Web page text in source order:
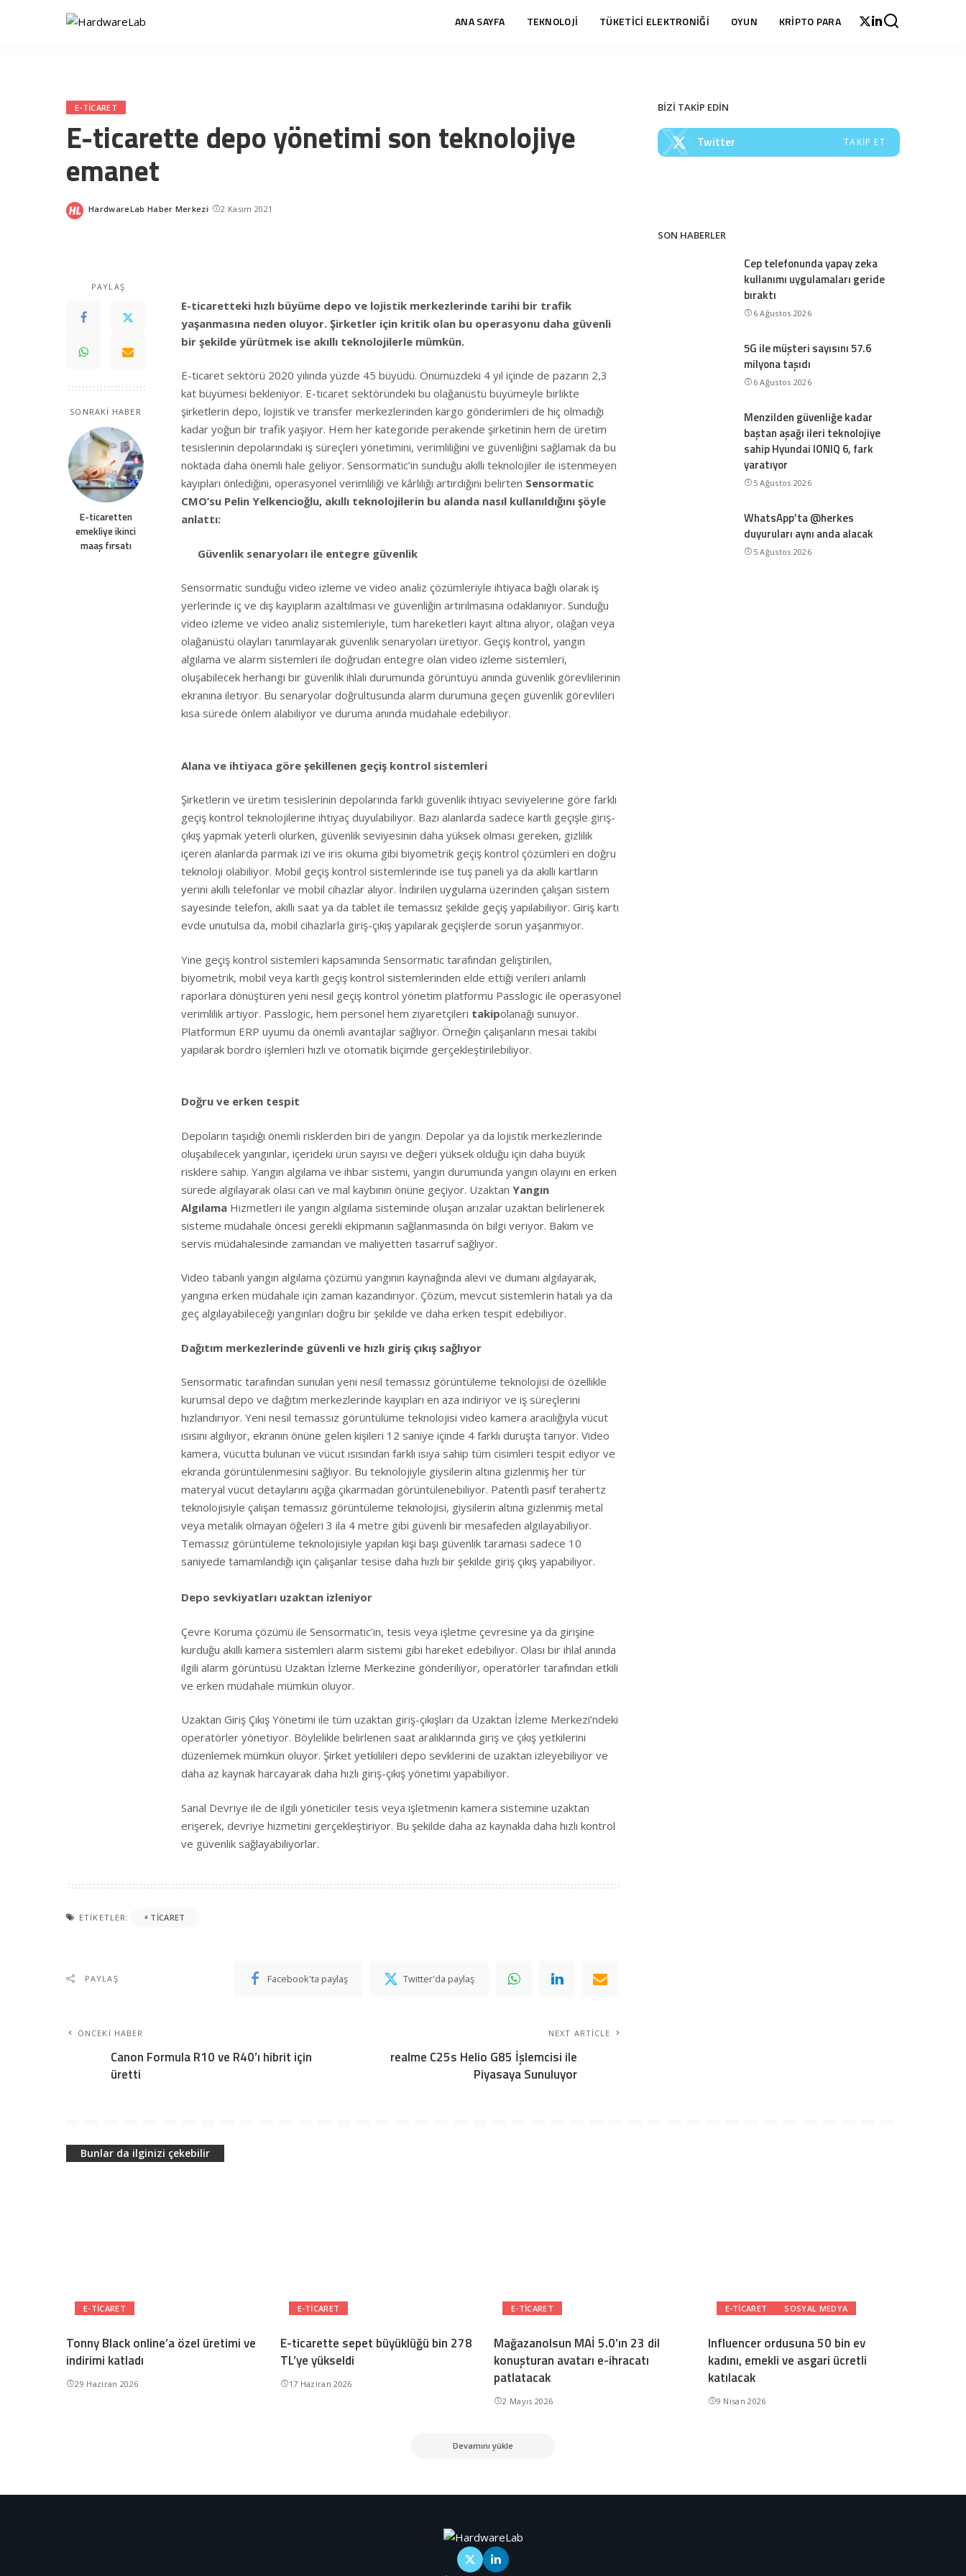
ANA SAYFA TEKNOLOJİ TÜKETİCİ ELEKTRONİĞİ OYUN KRİPTO PARA
E-TICARET
E-ticarette depo yönetimi son teknolojiye
emanet
Posted
HardwareLab Haber Merkezi 2 Kasım 2021
PAYLAŞ
SONRAKİ HABER
E-ticaretten
emekliye ikinci
maaş fırsatı
E-ticaretteki hızlı büyüme depo ve lojistik merkezlerinde tarihi bir trafik
yaşanmasına neden oluyor. Şirketler için kritik olan bu operasyonu daha güvenli
bir şekilde yürütmek ise akıllı teknolojilerle mümkün.
E-ticaret sektörü 2020 yılında yüzde 45 büyüdü. Önümüzdeki 4 yıl içinde de pazarın 2,3
kat büyümesi bekleniyor. E-ticaret sektöründeki bu olağanüstü büyümeyle birlikte
şirketlerin depo, lojistik ve transfer merkezlerinden kargo gönderimleri de hiç olmadığı
kadar yoğun bir trafik yaşıyor. Hem her kategoride perakende şirketinin hem de üretim
tesislerinin depolarındaki iş süreçleri yönetimini, verimliliğini ve güvenliğini sağlamak da bu
noktada daha önemli hale geliyor. Sensormatic’in sunduğu akıllı teknolojiler ile istenmeyen
kayıpları önlediğini, operasyonel verimliliği ve kârlılığı artırdığını belirten Sensormatic
CMO’su Pelin Yelkencioğlu, akıllı teknolojilerin bu alanda nasıl kullanıldığını şöyle
anlattı:
Güvenlik senaryoları ile entegre güvenlik
Sensormatic sunduğu video izleme ve video analiz çözümleriyle ihtiyaca bağlı olarak iş
yerlerinde iç ve dış kayıpların azaltılması ve güvenliğin artırılmasına odaklanıyor. Sunduğu
video izleme ve video analiz sistemleriyle, tüm hareketleri kayıt altına alıyor, olağan veya
olağanüstü olayları tanımlayarak güvenlik senaryoları üretiyor. Geçiş kontrol, yangın
algılama ve alarm sistemleri ile doğrudan entegre olan video izleme sistemleri,
oluşabilecek herhangi bir güvenlik ihlali durumunda görüntüyü anında güvenlik görevlilerinin
ekranına iletiyor. Bu senaryolar doğrultusunda alarm durumuna geçen güvenlik görevlileri
kısa sürede önlem alabiliyor ve duruma anında müdahale edebiliyor.
Alana ve ihtiyaca göre şekillenen geçiş kontrol sistemleri
Şirketlerin ve üretim tesislerinin depolarında farklı güvenlik ihtiyacı seviyelerine göre farklı
geçiş kontrol teknolojilerine ihtiyaç duyulabiliyor. Bazı alanlarda sadece kartlı geçişle giriş-
çıkış yapmak yeterli olurken, güvenlik seviyesinin daha yüksek olması gereken, gizlilik
içeren alanlarda parmak izi ve iris okuma gibi biyometrik geçiş kontrol çözümleri en doğru
teknoloji olabiliyor. Mobil geçiş kontrol sistemlerinde ise tuş paneli ya da akıllı kartların
yerini akıllı telefonlar ve mobil cihazlar alıyor. İndirilen uygulama üzerinden çalışan sistem
sayesinde telefon, akıllı saat ya da tablet ile temassız şekilde geçiş yapılabiliyor. Giriş kartı
evde unutulsa da, mobil cihazlarla giriş-çıkış yapılarak geçişlerde sorun yaşanmıyor.
Yine geçiş kontrol sistemleri kapsamında Sensormatic tarafından geliştirilen,
biyometrik, mobil veya kartlı geçiş kontrol sistemlerinden elde ettiği verileri anlamlı
raporlara dönüştüren yeni nesil geçiş kontrol yönetim platformu Passlogic ile operasyonel
verimlilik artıyor. Passlogic, hem personel hem ziyaretçileri takipolanağı sunuyor.
Platformun ERP uyumu da önemli avantajlar sağlıyor. Örneğin çalışanların mesai takibi
yapılarak bordro işlemleri hızlı ve otomatik biçimde gerçekleştirilebiliyor.
Doğru ve erken tespit
Depoların taşıdığı önemli risklerden biri de yangın. Depolar ya da lojistik merkezlerinde
oluşabilecek yangınlar, içerideki ürün sayısı ve değeri yüksek olduğu için daha büyük
risklere sahip. Yangın algılama ve ihbar sistemi, yangın durumunda yangın olayını en erken
sürede algılayarak olası can ve mal kaybının önüne geçiyor. Uzaktan Yangın
Algılama Hizmetleri ile yangın algılama sisteminde oluşan arızalar uzaktan belirlenerek
sisteme müdahale öncesi gerekli ekipmanın sağlanmasında ön bilgi veriyor. Bakım ve
servis müdahalesinde zamandan ve maliyetten tasarruf sağlıyor.
Video tabanlı yangın algılama çözümü yangının kaynağında alevi ve dumanı algılayarak,
yangına erken müdahale için zaman kazandırıyor. Çözüm, mevcut sistemlerin hatalı ya da
geç algılayabileceği yangınları doğru bir şekilde ve daha erken tespit edebiliyor.
Dağıtım merkezlerinde güvenli ve hızlı giriş çıkış sağlıyor
Sensormatic tarafından sunulan yeni nesil temassız görüntüleme teknolojisi de özellikle
kurumsal depo ve dağıtım merkezlerinde kayıpları en aza indiriyor ve iş süreçlerini
hızlandırıyor. Yeni nesil temassız görüntülüme teknolojisi video kamera aracılığıyla vücut
ısısını algılıyor, ekranın önüne gelen kişileri 12 saniye içinde 4 farklı duruşta tarıyor. Video
kamera, vücutta bulunan ve vücut ısısından farklı ısıya sahip tüm cisimleri tespit ediyor ve
ekranda görüntülenmesini sağlıyor. Bu teknolojiyle giysilerin altına gizlenmiş her tür
materyal vücut detaylarını açığa çıkarmadan görüntülenebiliyor. Patentli pasif terahertz
teknolojisiyle çalışan temassız görüntüleme teknolojisi, giysilerin altına gizlenmiş metal
veya metalik olmayan öğeleri 3 ila 4 metre gibi güvenli bir mesafeden algılayabiliyor.
Temassız görüntüleme teknolojisiyle yapılan kişi başı güvenlik taraması sadece 10
saniyede tamamlandığı için çalışanlar tesise daha hızlı bir şekilde giriş çıkış yapabiliyor.
Depo sevkiyatları uzaktan izleniyor
Çevre Koruma çözümü ile Sensormatic’in, tesis veya işletme çevresine ya da girişine
kurduğu akıllı kamera sistemleri alarm sistemi gibi hareket edebiliyor. Olası bir ihlal anında
ilgili alarm görüntüsü Uzaktan İzleme Merkezine gönderiliyor, operatörler tarafından etkili
ve erken müdahale mümkün oluyor.
Uzaktan Giriş Çıkış Yönetimi ile tüm uzaktan giriş-çıkışları da Uzaktan İzleme Merkezi’ndeki
operatörler yönetiyor. Böylelikle belirlenen saat aralıklarında giriş ve çıkış yetkilerini
düzenlemek mümkün oluyor. Şirket yetkilileri depo sevklerini de uzaktan izleyebiliyor ve
daha az kaynak harcayarak daha hızlı giriş-çıkış yönetimi yapabiliyor.
Sanal Devriye ile de ilgili yöneticiler tesis veya işletmenin kamera sistemine uzaktan
erişerek, devriye hizmetini gerçekleştiriyor. Bu şekilde daha az kaynakla daha hızlı kontrol
ve güvenlik sağlayabiliyorlar.
ETIKETLER: TICARET
PAYLAŞ Facebook'ta paylaş Twitter'da paylaş
ÖNCEKI HABER
Canon Formula R10 ve R40’ı hibrit için
üretti
NEXT ARTICLE
realme C25s Helio G85 İşlemcisi ile
Piyasaya Sunuluyor
BİZİ TAKİP EDİN
Twitter TAKIP ET
SON HABERLER
Cep telefonunda yapay zeka
kullanımı uygulamaları geride
bıraktı
6 Ağustos 2026
5G ile müşteri sayısını 57.6
milyona taşıdı
6 Ağustos 2026
Menzilden güvenliğe kadar
baştan aşağı ileri teknolojiye
sahip Hyundai IONIQ 6, fark
yaratıyor
5 Ağustos 2026
WhatsApp’ta @herkes
duyuruları aynı anda alacak
5 Ağustos 2026
Bunlar da ilginizi çekebilir
E-TICARET
Tonny Black online’a özel üretimi ve
indirimi katladı
29 Haziran 2026
E-TICARET
E-ticarette sepet büyüklüğü bin 278
TL’ye yükseldi
17 Haziran 2026
E-TICARET
Mağazanolsun MAİ 5.0’ın 23 dil
konuşturan avatarı e-ihracatı
patlatacak
2 Mayıs 2026
E-TICARET SOSYAL MEDYA
Influencer ordusuna 50 bin ev
kadını, emekli ve asgari ücretli
katılacak
9 Nisan 2026
Devamını yükle